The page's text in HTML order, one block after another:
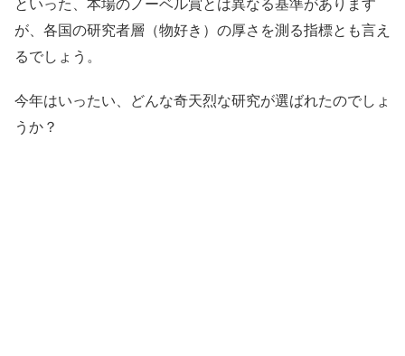
といった、本場のノーベル賞とは異なる基準があります
が、各国の研究者層（物好き）の厚さを測る指標とも言え
るでしょう。
今年はいったい、どんな奇天烈な研究が選ばれたのでしょ
うか？